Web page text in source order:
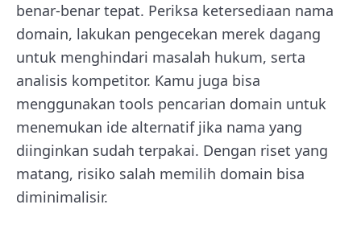
benar-benar tepat. Periksa ketersediaan nama
domain, lakukan pengecekan merek dagang
untuk menghindari masalah hukum, serta
analisis kompetitor. Kamu juga bisa
menggunakan tools pencarian domain untuk
menemukan ide alternatif jika nama yang
diinginkan sudah terpakai. Dengan riset yang
matang, risiko salah memilih domain bisa
diminimalisir.